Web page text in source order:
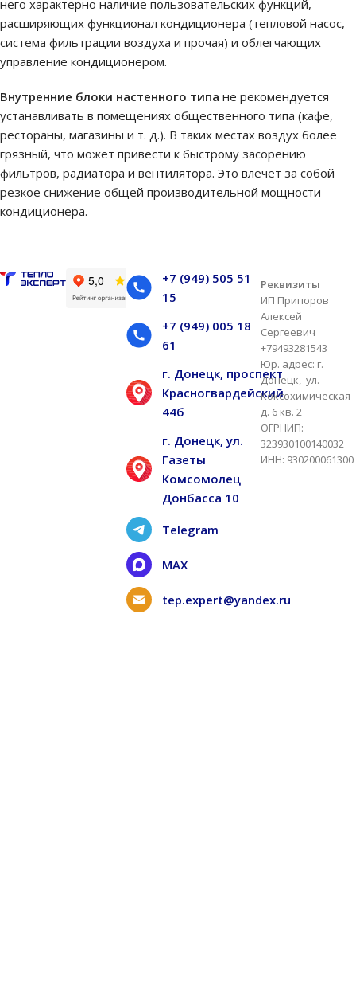
него характерно наличие пользовательских функций,
расширяющих функционал кондиционера (тепловой насос,
система фильтрации воздуха и прочая) и облегчающих
управление кондиционером.
Внутренние блоки настенного типа не рекомендуется
устанавливать в помещениях общественного типа (кафе,
рестораны, магазины и т. д.). В таких местах воздух более
грязный, что может привести к быстрому засорению
фильтров, радиатора и вентилятора. Это влечёт за собой
резкое снижение общей производительной мощности
кондиционера.
+7 (949) 505 51
15
+7 (949) 005 18
61
г. Донецк, проспект
Красногвардейский
44б
г. Донецк, ул.
Газеты
Комсомолец
Донбасса 10
Telegram
MAX
tep.expert@yandex.ru
Реквизиты
ИП Припоров
Алексей
Сергеевич
+79493281543
Юр. адрес: г.
Донецк, ул.
Коксохимическая
д. 6 кв. 2
ОГРНИП:
323930100140032
ИНН: 930200061300